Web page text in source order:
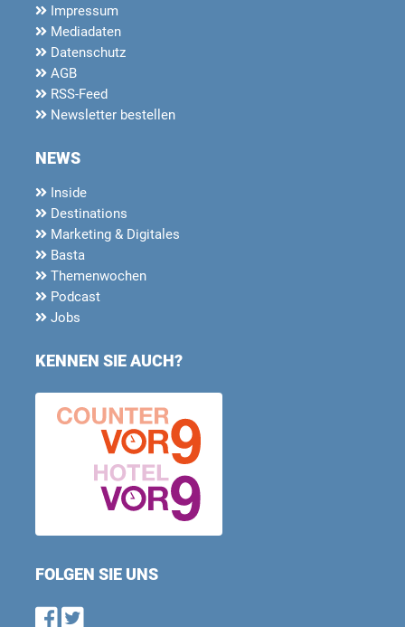
Impressum
Mediadaten
Datenschutz
AGB
RSS-Feed
Newsletter bestellen
NEWS
Inside
Destinations
Marketing & Digitales
Basta
Themenwochen
Podcast
Jobs
KENNEN SIE AUCH?
FOLGEN SIE UNS
Find us on Facebook
Follow us on Twitter